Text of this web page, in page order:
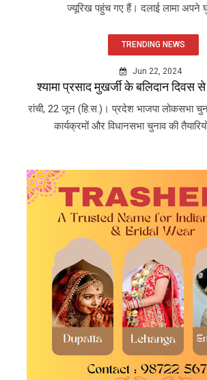
ज्यूरिख पहुंच गए हैं। दलाई लामा अपने
TRENDING NEWS
Jun 22, 2024
श्यामा प्रसाद मुखर्जी के बलिदान दिवस
रांची, 22 जून (हि.स.)। प्रदेश भाजपा लोकसभा
कार्यक्रमों और विधानसभा चुनाव की